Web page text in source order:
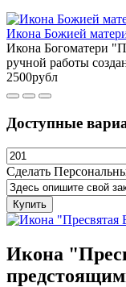
Икона Божией
Икона Богоматери
ручной работы
2500рубл
Доступные
Сделать
Купить
Икона